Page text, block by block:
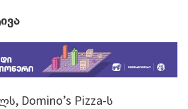
Domino’s Pizza-ს